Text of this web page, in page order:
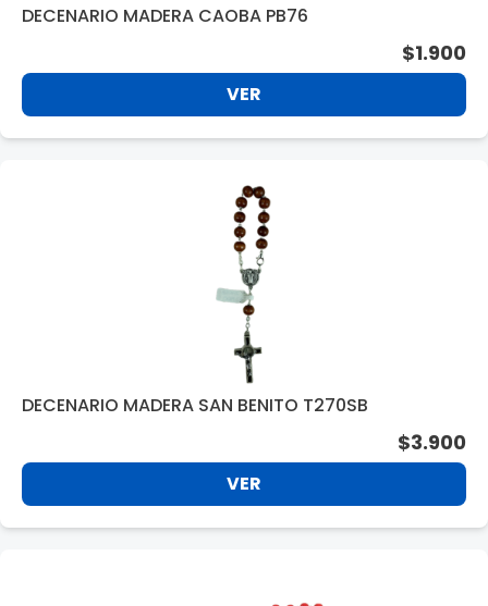
DECENARIO MADERA CAOBA PB76
$1.900
VER
DECENARIO MADERA SAN BENITO T270SB
$3.900
VER